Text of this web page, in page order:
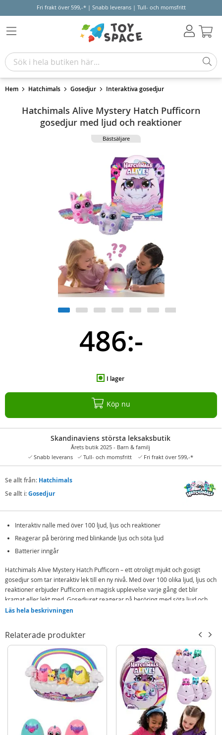
Fri frakt över 599,-* | Snabb leverans | Tull- och momsfritt
Hem Hatchimals Gosedjur Interaktiva gosedjur
Hatchimals Alive Mystery Hatch Pufficorn
gosedjur med ljud och reaktioner
Bästsäljare
486:-
I lager
Köp nu
Skandinaviens största leksaksbutik
Årets butik 2025 - Barn & familj
Snabb leverans
Tull- och momsfritt Fri frakt över 599,-*
Se allt från: Hatchimals
Se allt i:Gosedjur
Interaktiv nalle med över 100 ljud, ljus och reaktioner
Reagerar på beröring med blinkande ljus och söta ljud
Batterier inngår
Hatchimals Alive Mystery Hatch Pufficorn – ett otroligt mjukt och gosigt
gosedjur som tar interaktiv lek till en ny nivå. Med över 100 olika ljud, ljus och
reaktioner erbjuder Pufficorn en magisk upplevelse varje gång det blir
kramat eller lekt med. Gosedjuret reagerar på beröring med söta ljud och
blinkande ljus, vilket gör det till den perfekta följeslagaren för både lek och
Varje Pufficorn har vackra vingar, ett glittrande horn i pannan och ett hjärta
på magen som lyser upp när gosedjuret reagerar. Dessa detaljer gör det till
en förtrollande figur som väcker barns fantasi. Gosedjuret finns i två
färgvarianter – rosa och lila – men vilken som döljer sig i förpackningen är en
spännande överraskning.
Innehåller
Hatchimals Alive Mystery Hatch Pufficorn gosedjur med ljud och
Detaljer:
Läs hela beskrivningen
Relaterade produkter